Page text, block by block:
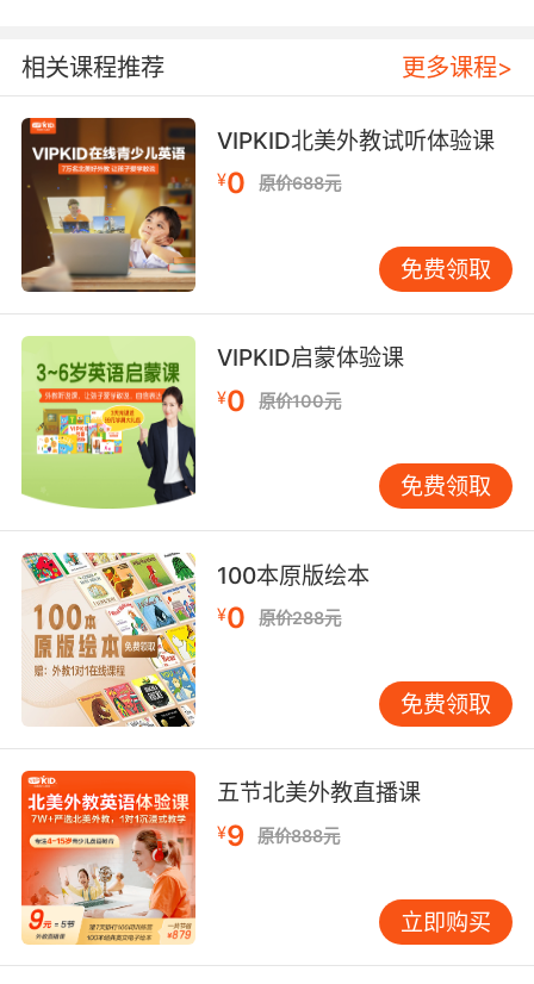
画其实是相似的，都是简单的旁白加上少量的英
语词汇，语速很慢、语调也很温柔，通过一些常
识性的内容教育小孩子探索这个世界。
幼儿英语网推荐《Hello Teddy》
《Hello Teddy》是由中外幼教专家倾力打造的，
片的话，还不如称之为教科片。该动画是通过
Teddy和他朋友们之间的日常对话，来让宝宝们
熟悉一些常用的单词和句子，比如简单的打招
呼、颜色以及食物等等。这部动画的语速是非常
慢的，重复性也比较高，所以是非常适合三岁宝
宝观看学习的。
幼儿英语网推荐《Kids ABC》
《Kids ABC》这部动画是由日本制作出版的，是
一套学习自然拼读的启蒙动画教程，也是属于科
该动画一共有24集，且每一集都有一个主题，配
的也是真人版的围绕日常用语进行的故事，更是
以动画的形式展示的儿歌和自然拼读的内容，孩
子们学习起来也是比较轻松的。
幼儿英语网关于幼儿英语启蒙动画的分享就是如
相关课程推荐 更多课程>
VIPKID北美外教试听体验课
¥0 原价688元
免费领取
VIPKID启蒙体验课
¥0 原价100元
免费领取
100本原版绘本
¥0 原价288元
免费领取
五节北美外教直播课
¥9 原价888元
立即购买